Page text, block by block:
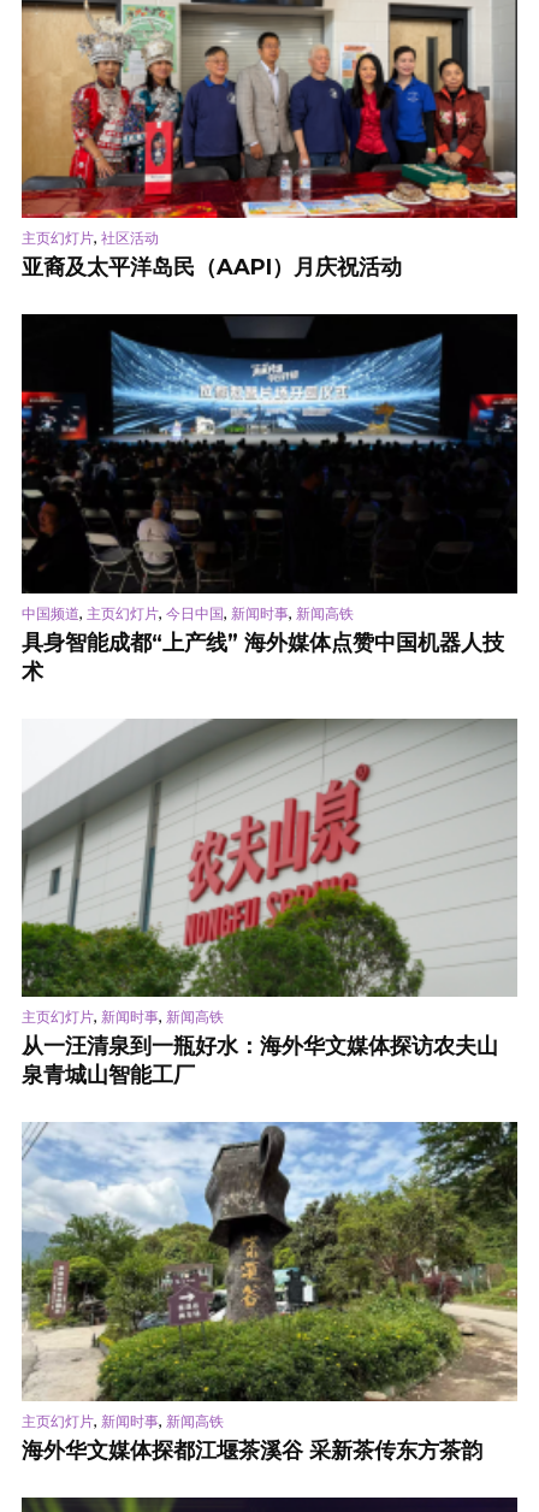
主页幻灯片, 社区活动
亚裔及太平洋岛民（AAPI）月庆祝活动
中国频道, 主页幻灯片, 今日中国, 新闻时事, 新闻高铁
具身智能成都“上产线” 海外媒体点赞中国机器人技
术
主页幻灯片, 新闻时事, 新闻高铁
从一汪清泉到一瓶好水：海外华文媒体探访农夫山
泉青城山智能工厂
主页幻灯片, 新闻时事, 新闻高铁
海外华文媒体探都江堰茶溪谷 采新茶传东方茶韵